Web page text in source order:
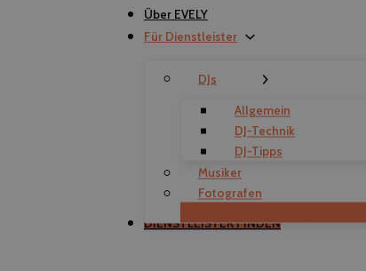
Über EVELY
Für Dienstleister
DJs
Allgemein
DJ-Technik
DJ-Tipps
Musiker
Fotografen
DIENSTLEISTER FINDEN